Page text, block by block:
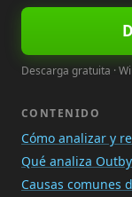
Descarga gratuita ·
CONTENIDO
Cómo analizar y
Qué analiza
Causas comunes